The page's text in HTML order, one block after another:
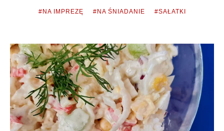
#NA IMPREZĘ #NA ŚNIADANIE #SAŁATKI